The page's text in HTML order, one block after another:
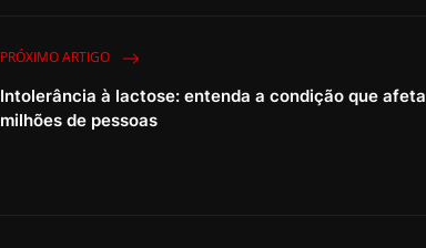
PRÓXIMO ARTIGO
Intolerância à lactose: entenda a condição que afeta
milhões de pessoas